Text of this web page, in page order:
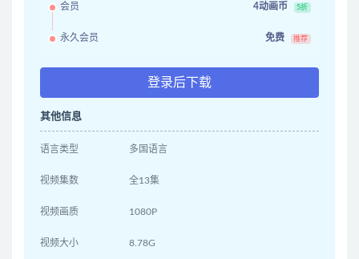
会员 4动画币 5折
永久会员 免费 推荐
登录后下载
其他信息
语言类型 多国语言
视频集数 全13集
视频画质 1080P
视频大小 8.78G